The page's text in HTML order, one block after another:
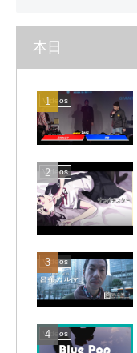
本日
Videos
Videos
Videos
Videos